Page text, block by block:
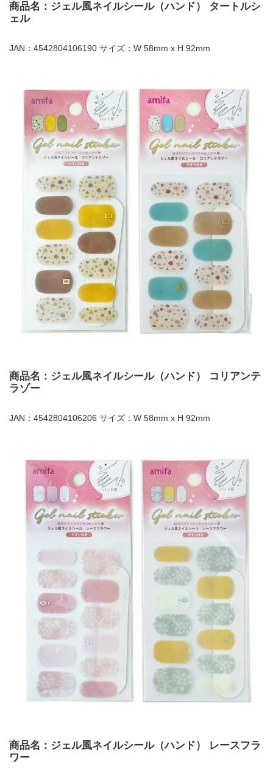
商品名：ジェル風ネイルシール（ハンド） タートルシ
ェル
JAN：4542804106190 サイズ：W 58mm x H 92mm
商品名：ジェル風ネイルシール（ハンド） コリアンテ
ラゾー
JAN：4542804106206 サイズ：W 58mm x H 92mm
商品名：ジェル風ネイルシール（ハンド） レースフラ
ワー